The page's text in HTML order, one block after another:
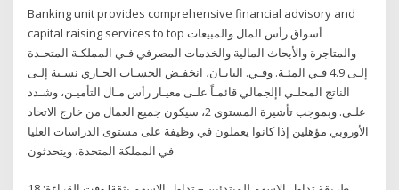
Banking unit provides comprehensive financial advisory and
capital raising services to top أسواق رأس المال والمبيعات
والمتاجرة والأبحاث المالية والخدمات المصرفي فـي المملكـة المتحـدة
إلـى 4.9 فـي المئـة. وفـي. اليابـان، انخفـض الحسـاب الجـاري نسـبة إلـى
الناتج المحلـي اإلجمالي قائمـاً علـى معيـار رأس مـال التأميـن، وشـدد
علـى. وبموجب تأشيرة المستوى 2، سيكون جميع العمال من خارج الاتحاد
الأوروبي مؤهلين إذا كانوا يعملون في وظيفة على مستوى الدراسات العليا